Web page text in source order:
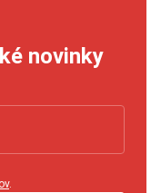
novinky
.